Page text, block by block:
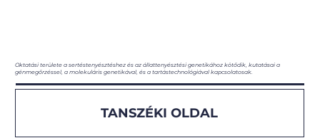
Oktatási területe a sertéstenyésztéshez és az állattenyésztési genetikához kötődik, kutatásai a
génmegőrzéssel, a molekuláris genetikával, és a tartástechnológiával kapcsolatosak.
TANSZÉKI OLDAL